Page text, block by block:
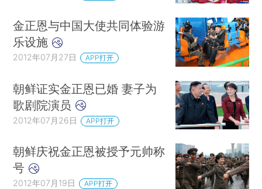
金正恩与中国大使共同体验游
乐设施
2012年07月27日 APP打开
朝鲜证实金正恩已婚 妻子为
歌剧院演员
2012年07月26日 APP打开
朝鲜庆祝金正恩被授予元帅称
号
2012年07月19日 APP打开